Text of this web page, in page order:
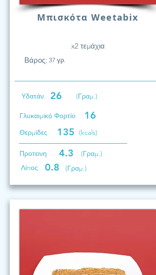
Μπισκότα Weetabix
x2 τεμάχια
Βάρος: 37 γρ.
Υδατάν. 26 (Γραμ.)
Γλυκαιμικό Φορτίο 16
Θερμίδες 135 (kcals)
Προτεινη 4.3
(Γραμ.)
Λίπος
0.8 (Γραμ.)